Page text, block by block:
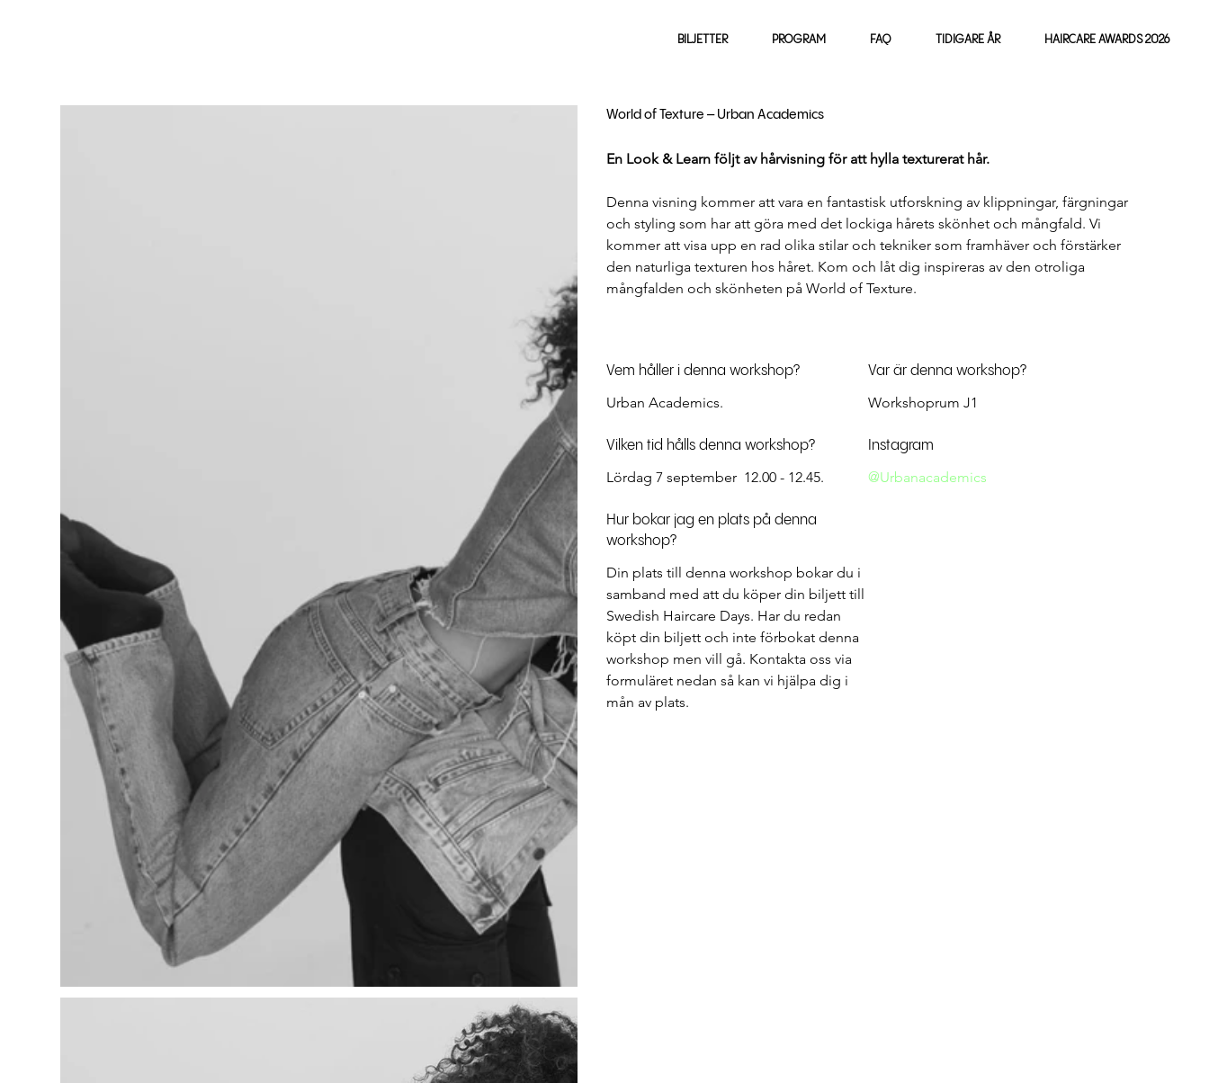
BILJETTER PROGRAM FAQ TIDIGARE ÅR HAIRCARE AWARDS 2026
World of Texture – Urban Academics
En Look & Learn följt av hårvisning för att hylla texturerat hår.
Denna visning kommer att vara en fantastisk utforskning av klippningar, färgningar
och styling som har att göra med det lockiga hårets skönhet och mångfald. Vi
kommer att visa upp en rad olika stilar och tekniker som framhäver och förstärker
den naturliga texturen hos håret. Kom och låt dig inspireras av den otroliga
mångfalden och skönheten på World of Texture.
Vem håller i denna workshop?
Urban Academics.
Var är denna workshop?
Workshoprum J1
Vilken tid hålls denna workshop?
Lördag 7 september  12.00 - 12.45.
Instagram
@Urbanacademics
Hur bokar jag en plats på denna
workshop?
Din plats till denna workshop bokar du i
samband med att du köper din biljett till
Swedish Haircare Days. Har du redan
köpt din biljett och inte förbokat denna
workshop men vill gå. Kontakta oss via
formuläret nedan så kan vi hjälpa dig i
mån av plats.